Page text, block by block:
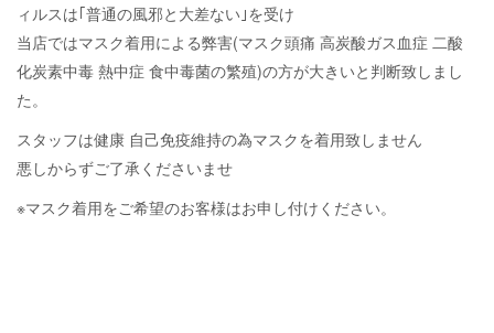
ィルスは｢普通の風邪と大差ない｣を受け
当店ではマスク着用による弊害(マスク頭痛 高炭酸ガス血症 二酸
化炭素中毒 熱中症 食中毒菌の繁殖)の方が大きいと判断致しまし
た。
スタッフは健康 自己免疫維持の為マスクを着用致しません
悪しからずご了承くださいませ
※マスク着用をご希望のお客様はお申し付けください。